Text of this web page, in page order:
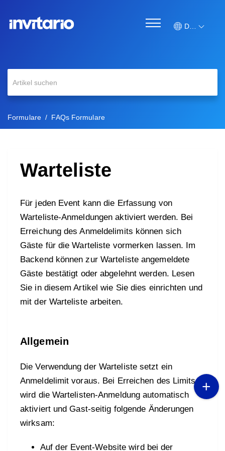
Deutsch
Formulare FAQs Formulare
Warteliste
Für jeden Event kann die Erfassung von
Warteliste-Anmeldungen aktiviert werden. Bei
Erreichung des Anmeldelimits können sich
Gäste für die Warteliste vormerken lassen. Im
Backend können zur Warteliste angemeldete
Gäste bestätigt oder abgelehnt werden. Lesen
Sie in diesem Artikel wie Sie dies einrichten und
mit der Warteliste arbeiten.
Allgemein
Die Verwendung der Warteliste setzt ein
Anmeldelimit voraus. Bei Erreichen des Limits
wird die Wartelisten-Anmeldung automatisch
aktiviert und Gast-seitig folgende Änderungen
wirksam:
Auf der Event-Website wird bei der